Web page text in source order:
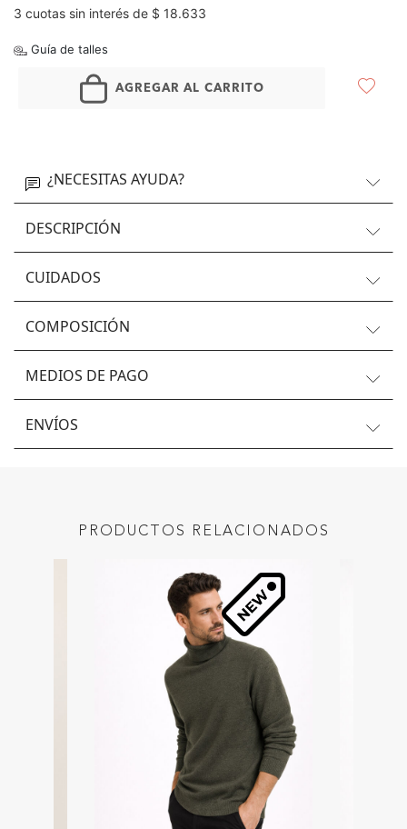
3 cuotas sin interés de $ 18.633
Guía de talles
AGREGAR AL CARRITO
¿NECESITAS AYUDA?
DESCRIPCIÓN
CUIDADOS
COMPOSICIÓN
MEDIOS DE PAGO
ENVÍOS
PRODUCTOS RELACIONADOS